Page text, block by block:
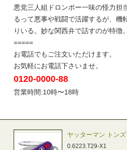
悪党三人組ドロンボー一味の怪力担
るって悪事や戦闘で活躍するが、機
りいる。妙な関西弁で話すのが特徴。
=====
お電話でもご注文いただけます。
お気軽にお電話下さいませ。
0120-0000-88
営業時間:10時〜18時
ヤッターマン トンズ
0.6223.T29-X1